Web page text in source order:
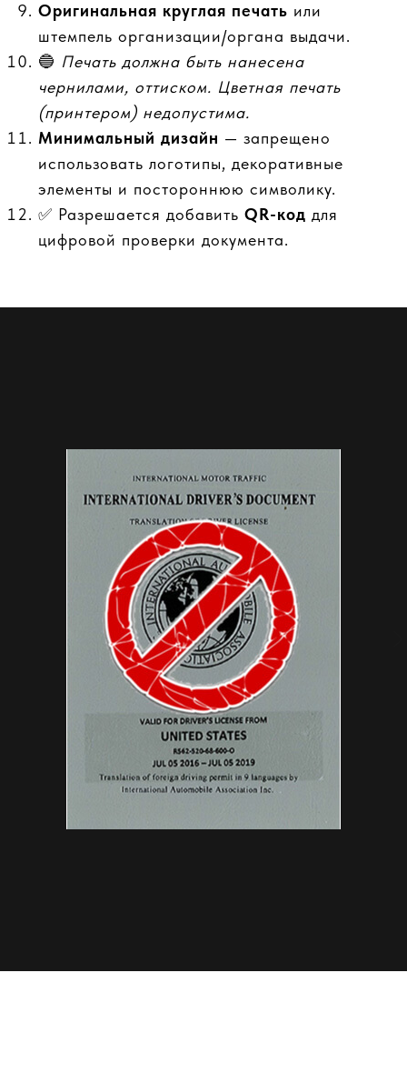
Оригинальная круглая печать или
штемпель организации/органа выдачи.
🔵 Печать должна быть нанесена
чернилами, оттиском. Цветная печать
(принтером) недопустима.
Минимальный дизайн — запрещено
использовать логотипы, декоративные
элементы и постороннюю символику.
✅ Разрешается добавить QR-код для
цифровой проверки документа.